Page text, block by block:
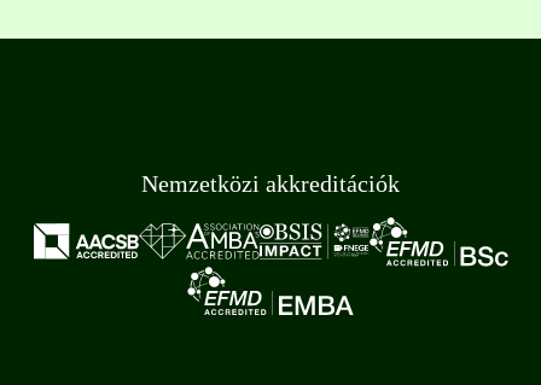
Nemzetközi akkreditációk